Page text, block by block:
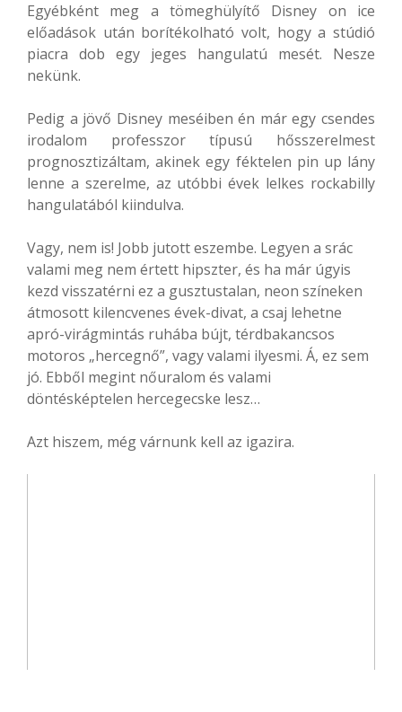
Egyébként meg a tömeghülyítő Disney on ice
előadások után borítékolható volt, hogy a stúdió
piacra dob egy jeges hangulatú mesét. Nesze
nekünk.
Pedig a jövő Disney meséiben én már egy csendes
irodalom professzor típusú hősszerelmest
prognosztizáltam, akinek egy féktelen pin up lány
lenne a szerelme, az utóbbi évek lelkes rockabilly
hangulatából kiindulva.
Vagy, nem is! Jobb jutott eszembe. Legyen a srác
valami meg nem értett hipszter, és ha már úgyis
kezd visszatérni ez a gusztustalan, neon színeken
átmosott kilencvenes évek-divat, a csaj lehetne
apró-virágmintás ruhába bújt, térdbakancsos
motoros „hercegnő”, vagy valami ilyesmi. Á, ez sem
jó. Ebből megint nőuralom és valami
döntésképtelen hercegecske lesz…
Azt hiszem, még várnunk kell az igazira.